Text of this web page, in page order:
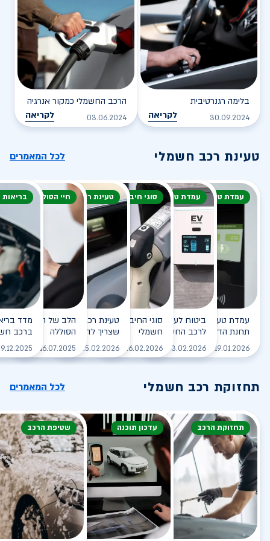
בלימה רגנרטיבית
30.09.2024 לקריאה
הרכב החשמלי כמקור אנרגיה
03.06.2024 לקריאה
טעינת רכב חשמלי לכל המאמרים
עמדת טעינה
עמדת טעינה - הסוף של
תחנת הדלק?
19.01.2026 לקריאה
עמדת טעינה
ביטוח לעמדת טעינה ביתית
לרכב החשמלי
03.02.2026 לקריאה
סוגי חיבור
סוגי החיבורים לטעינת רכב
חשמלי
26.02.2026 לקריאה
טעינת רכב חשמלי
טעינת רכב חשמלי - כל מה
שצריך לדעת
25.02.2026 לקריאה
חיי הסוללה
הלב של הרכב
הסוללה
16.07.2025
ברכב
תחזוקת רכב חשמלי לכל המאמרים
תחזוקת הרכב עדכון תוכנה שטיפת הרכב